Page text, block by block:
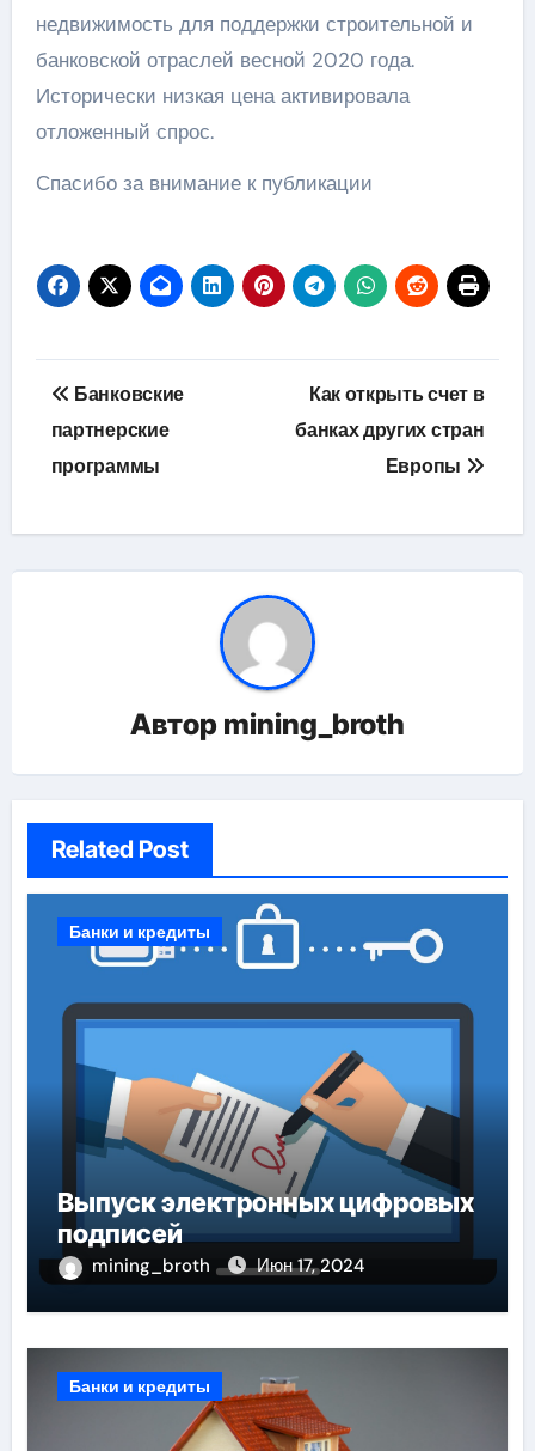
недвижимость для поддержки строительной и
банковской отраслей весной 2020 года.
Исторически низкая цена активировала
отложенный спрос.
Спасибо за внимание к публикации
Навигация
по
записям
Банковские
партнерские
программы
Как открыть счет в
банках других стран
Европы
Автор mining_broth
Related Post
Банки и кредиты
Выпуск электронных цифровых
подписей
mining_broth Июн 17, 2024
Банки и кредиты